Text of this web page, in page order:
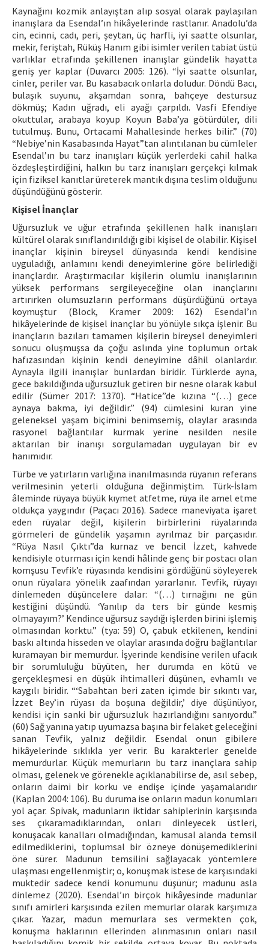
Kaynağını kozmik anlayıştan alıp sosyal olarak paylaşılan
inanışlara da Esendal’ın hikâyelerinde rastlanır. Anadolu’da
cin, ecinni, cadı, peri, şeytan, üç harfli, iyi saatte olsunlar,
mekir, feriştah, Rüküş Hanım gibi isimler verilen tabiat üstü
varlıklar etrafında şekillenen inanışlar gündelik hayatta
geniş yer kaplar (Duvarcı 2005: 126). “İyi saatte olsunlar,
cinler, periler var. Bu kasabacık onlarla doludur. Döndü Bacı,
bulaşık suyunu, akşamdan sonra, bahçeye destursuz
dökmüş; Kadın uğradı, eli ayağı çarpıldı. Vasfi Efendiye
okuttular, arabaya koyup Koyun Baba’ya götürdüler, dili
tutulmuş. Bunu, Ortacami Mahallesinde herkes bilir.” (70)
“Nebiye’nin Kasabasında Hayat”tan alıntılanan bu cümleler
Esendal’ın bu tarz inanışları küçük yerlerdeki cahil halka
özdeşleştirdiğini, halkın bu tarz inanışları gerçekçi kılmak
için fiziksel kanıtlar üreterek mantık dışına teslim olduğunu
düşündüğünü gösterir.
Kişisel İnançlar
Uğursuzluk ve uğur etrafında şekillenen halk inanışları
kültürel olarak sınıflandırıldığı gibi kişisel de olabilir. Kişisel
inançlar kişinin bireysel dünyasında kendi kendisine
uyguladığı, anlamını kendi deneyimlerine göre belirlediği
inançlardır. Araştırmacılar kişilerin olumlu inanışlarının
yüksek performans sergileyeceğine olan inançlarını
artırırken olumsuzların performans düşürdüğünü ortaya
koymuştur (Block, Kramer 2009: 162) Esendal’ın
hikâyelerinde de kişisel inançlar bu yönüyle sıkça işlenir. Bu
inançların bazıları tamamen kişilerin bireysel deneyimleri
sonucu oluşmuşsa da çoğu aslında yine toplumun ortak
hafızasından kişinin kendi deneyimine dâhil olanlardır.
Aynayla ilgili inanışlar bunlardan biridir. Türklerde ayna,
gece bakıldığında uğursuzluk getiren bir nesne olarak kabul
edilir (Sümer 2017: 1370). “Hatice”de kızına “(…) gece
aynaya bakma, iyi değildir.” (94) cümlesini kuran yine
geleneksel yaşam biçimini benimsemiş, olaylar arasında
rasyonel bağlantılar kurmak yerine nesilden nesile
aktarılan bir inanışı sorgulamadan uygulayan bir ev
hanımıdır.
Türbe ve yatırların varlığına inanılmasında rüyanın referans
verilmesinin yeterli olduğuna değinmiştim. Türk-İslam
âleminde rüyaya büyük kıymet atfetme, rüya ile amel etme
oldukça yaygındır (Paçacı 2016). Sadece maneviyata işaret
eden rüyalar değil, kişilerin birbirlerini rüyalarında
görmeleri de gündelik yaşamın ayrılmaz bir parçasıdır.
“Rüya Nasıl Çıktı”da kurnaz ve bencil İzzet, kahvede
kendisiyle oturması için kendi hâlinde genç bir postacı olan
komşusu Tevfik’e rüyasında kendisini gördüğünü söyleyerek
onun rüyalara yönelik zaafından yararlanır. Tevfik, rüyayı
dinlemeden düşüncelere dalar: “(…) tırnağını ne gün
kestiğini düşündü. ‘Yanılıp da ters bir günde kesmiş
olmayayım?’ Kendince uğursuz saydığı işlerden birini işlemiş
olmasından korktu.” (tya: 59) O, çabuk etkilenen, kendini
baskı altında hisseden ve olaylar arasında doğru bağlantılar
kuramayan bir memurdur. İşyerinde kendisine verilen ufacık
bir sorumluluğu büyüten, her durumda en kötü ve
gerçekleşmesi en düşük ihtimalleri düşünen, evhamlı ve
kaygılı biridir. “‘Sabahtan beri zaten içimde bir sıkıntı var,
İzzet Bey’in rüyası da boşuna değildir,’ diye düşünüyor,
kendisi için sanki bir uğursuzluk hazırlandığını sanıyordu.”
(60) Sağ yanına yatıp uyumazsa başına bir felaket geleceğini
sanan Tevfik, yalnız değildir. Esendal onun gibilere
hikâyelerinde sıklıkla yer verir. Bu karakterler genelde
memurdurlar. Küçük memurların bu tarz inançlara sahip
olması, gelenek ve görenekle açıklanabilirse de, asıl sebep,
onların daimi bir korku ve endişe içinde yaşamalarıdır
(Kaplan 2004: 106). Bu duruma ise onların madun konumları
yol açar. Spivak, madunların iktidar sahiplerinin karşısında
ses çıkaramadıklarından, onları dinleyecek üstleri,
konuşacak kanalları olmadığından, kamusal alanda temsil
edilmediklerini, toplumsal bir özneye dönüşemediklerini
öne sürer. Madunun temsilini sağlayacak yöntemlere
ulaşması engellenmiştir; o, konuşmak istese de karşısındaki
muktedir sadece kendi konumunu düşünür; madunu asla
dinlemez (2020). Esendal’ın birçok hikâyesinde madunlar
sınıfı amirleri karşısında ezilen memurlar olarak karşımıza
çıkar. Yazar, madun memurlara ses vermekten çok,
konuşma haklarının ellerinden alınmasının onları nasıl